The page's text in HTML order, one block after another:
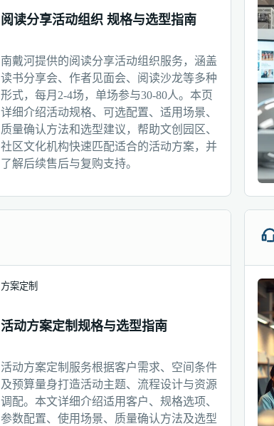
阅读分享活动组织 规格与选型指南
南戴河提供的阅读分享活动组织服务，涵盖
读书分享会、作者见面会、阅读沙龙等多种
形式，每月2-4场，单场参与30-80人。本页
详细介绍活动规格、可选配置、适用场景、
质量确认方法和选型建议，帮助文创园区、
社区文化机构快速匹配适合的活动方案，并
了解后续售后与复购支持。
方案定制
活动方案定制规格与选型指南
活动方案定制服务根据客户需求、空间条件
及预算量身打造活动主题、流程设计与资源
调配。本文详细介绍适用客户、规格选项、
参数配置、使用场景、质量确认方法及选型